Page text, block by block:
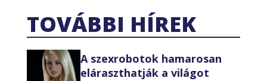
TOVÁBBI HÍREK
A szexrobotok hamarosan
eláraszthatják a világot